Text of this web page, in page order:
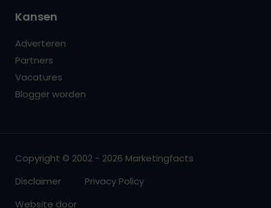
Kansen
Adverteren
Partners
Vacatures
Blogger worden
Copyright © 2002 - 2026 Marketingfacts
Disclaimer
Privacy Policy
Website door